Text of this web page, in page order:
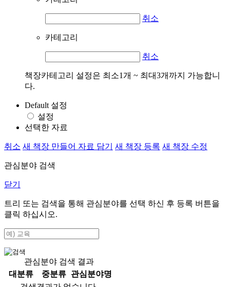
취소
카테고리
취소
책장카테고리 설정은 최소1개 ~ 최대3개까지 가능합니
다.
Default 설정
설정
선택한 자료
취소 새 책장 만들어 자료 담기 새 책장 등록 새 책장 수정
관심분야 검색
닫기
트리 또는 검색을 통해 관심분야를 선택 하신 후 등록 버튼을
클릭 하십시오.
관심분야 검색 결과
대분류
중분류
관심분야명